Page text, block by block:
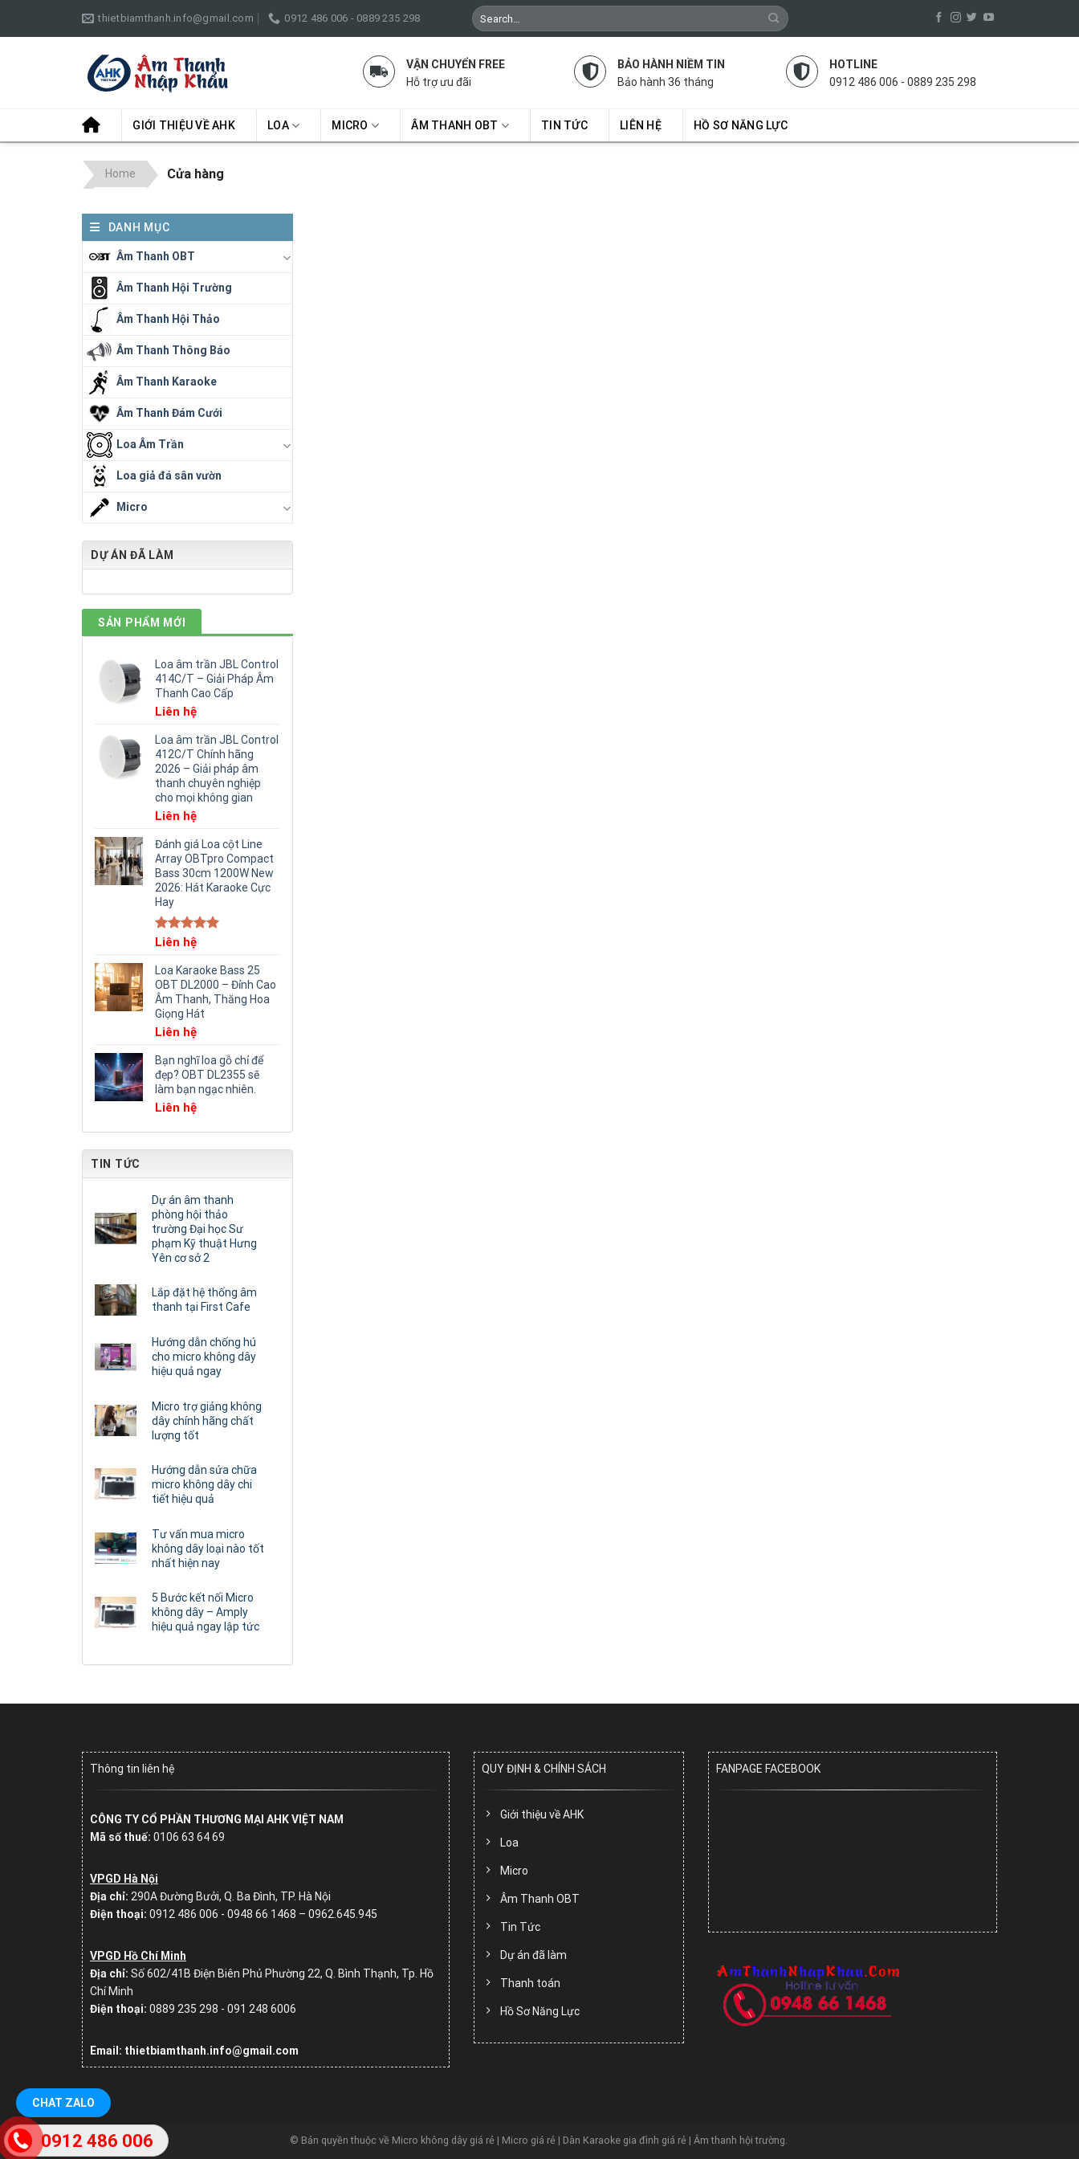
thietbiamthanh.info@gmail.com 0912 486 006 - 0889 235 298
Search
for:
VẬN CHUYỂN FREE
Hỗ trợ ưu đãi
BẢO HÀNH NIỀM TIN
Bảo hành 36 tháng
HOTLINE
0912 486 006 - 0889 235 298
GIỚI THIỆU VỀ AHK LOA MICRO ÂM THANH OBT TIN TỨC LIÊN HỆ HỒ SƠ NĂNG LỰC
Home Cửa hàng
DANH MỤC
Âm Thanh OBT
Âm Thanh Hội Trường
Âm Thanh Hội Thảo
Âm Thanh Thông Báo
Âm Thanh Karaoke
Âm Thanh Đám Cưới
Loa Âm Trần
Loa giả đá sân vườn
Micro
DỰ ÁN ĐÃ LÀM
SẢN PHẨM MỚI
Loa âm trần JBL Control
414C/T – Giải Pháp Âm
Thanh Cao Cấp
Liên hệ
Loa âm trần JBL Control
412C/T Chính hãng
2026 – Giải pháp âm
thanh chuyên nghiệp
cho mọi không gian
Liên hệ
Đánh giá Loa cột Line
Array OBTpro Compact
Bass 30cm 1200W New
2026: Hát Karaoke Cực
Hay
Rated5.00
Liên hệ
Loa Karaoke Bass 25
OBT DL2000 – Đỉnh Cao
Âm Thanh, Thăng Hoa
Giọng Hát
Liên hệ
Bạn nghĩ loa gỗ chỉ để
đẹp? OBT DL2355 sẽ
làm bạn ngạc nhiên.
Liên hệ
TIN TỨC
Dự án âm thanh
phòng hội thảo
trường Đại học Sư
phạm Kỹ thuật Hưng
Yên cơ sở 2
Lắp đặt hệ thống âm
thanh tại First Cafe
Hướng dẫn chống hú
cho micro không dây
hiệu quả ngay
Micro trợ giảng không
dây chính hãng chất
lượng tốt
Hướng dẫn sửa chữa
micro không dây chi
tiết hiệu quả
Tư vấn mua micro
không dây loại nào tốt
nhất hiện nay
5 Bước kết nối Micro
không dây – Amply
hiệu quả ngay lập tức
Thông tin liên hệ
CÔNG TY CỔ PHẦN THƯƠNG MẠI AHK VIỆT NAM
Mã số thuế: 0106 63 64 69
VPGD Hà Nội
Địa chỉ: 290A Đường Bưởi, Q. Ba Đình, TP. Hà Nội
Điện thoại: 0912 486 006 - 0948 66 1468 – 0962.645.945
VPGD Hồ Chí Minh
Địa chỉ: Số602/41B Điện Biên Phủ Phường 22, Q. Bình Thạnh, Tp. Hồ
Chí Minh
Điện thoại: 0889 235 298 - 091 248 6006
Email: thietbiamthanh.info@gmail.com
QUY ĐỊNH & CHÍNH SÁCH
Giới thiệu về AHK
Loa
Micro
Âm Thanh OBT
Tin Tức
Dự án đã làm
Thanh toán
Hồ Sơ Năng Lực
FANPAGE FACEBOOK
© Bản quyền thuộc về Micro không dây giá rẻ | Micro giá rẻ | Dàn Karaoke gia đình giá rẻ | Âm thanh hội trường.
CHAT ZALO
0912 486 006